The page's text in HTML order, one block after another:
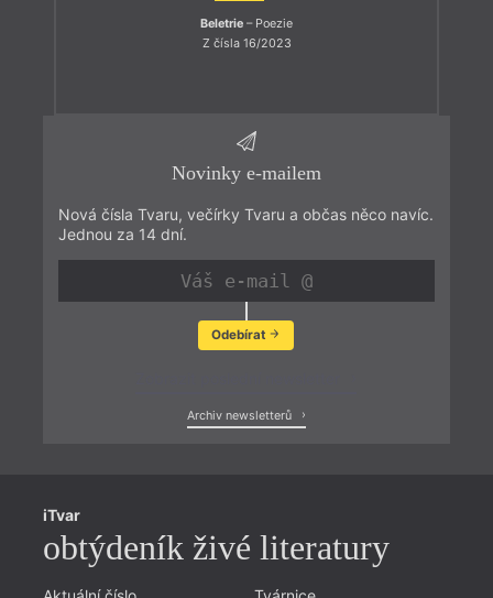
Beletrie – Poezie
Z čísla 16/2023
Novinky e-mailem
Nová čísla Tvaru, večírky Tvaru a občas něco navíc.
Jednou za 14 dní.
Odebírat
Archiv newsletterů
iTvar
obtýdeník živé literatury